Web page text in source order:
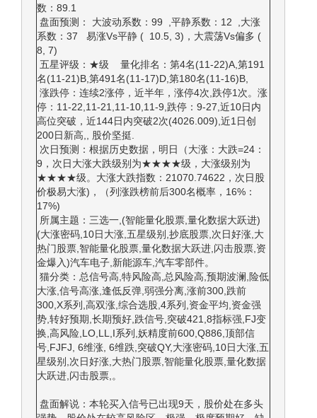
数：89.1
盘面预测： 大波动系数：99 ,平静系数：12 ,大涨
系数：37 易涨Vs平静 ( 10.5, 3)，大震荡Vs偏多 (
8, 7)
五星评级：★级 量化排名：第4名(11-22)A,第191
名(11-21)B,第491名(11-17)D,第180名(11-16)B,
涨跌停：连续2涨停，近半年，涨停4次,跌停1次。涨
停：11-22,11-21,11-10,11-9,跌停：9-27,近10日内
高位突破，近144日内突破2次(4026.009),近1日创
200日新高,, 股价坚挺.
次日预测：根据历史数据，明日（大涨：大跌=24：
9，次日大涨大跌级别为★★★★级，大涨级别为
★★★★级。大涨大跌指数：21070.74622，次日股
价极易大涨)，（列涨跌榜前后300名概率，16%：
17%)
所属主题：三选一,(智能量化股票,量化数据大跃进)
(大涨密码,10日大涨,五星级别,抄底股票,次日好涨,大
热门股票,智能量化股票,量化数据大跃进,闪击股票,资
金爆入)汽车电子,新能源车,汽车零部件。
猫分类：总信号高,特风险高,总风险高,预期波澜,险低
大涨,信号高涨,逢低反弹,弱强分离,涨前300,跌前
300,X系列,高双涨,综合选股,4系列,资金平均,资金强
势,转好预期,长期预好,跌信号,突破421,8指标强,FJ变
换,高风险,LO,LL,I系列,妖精度前600,Q886,顶部信
号,FJFJ, 6维涨, 6维跌,突破QY,大涨密码,10日大涨,五
星级别,次日好涨,大热门股票,智能量化股票,量化数据
大跃进,闪击股票,。
盘面解说：本轮买入信号已出现9天，股价处在多头